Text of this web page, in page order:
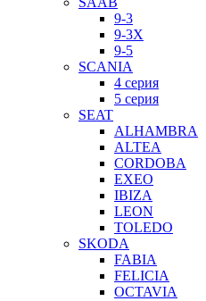
9-3
9-3X
9-5
SCANIA
4 серия
5 серия
SEAT
ALHAMBRA
ALTEA
CORDOBA
EXEO
IBIZA
LEON
TOLEDO
SKODA
FABIA
FELICIA
OCTAVIA